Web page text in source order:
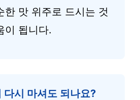
한 맛 위주로 드시는 것
이 됩니다.
다시 마셔도 되나요?